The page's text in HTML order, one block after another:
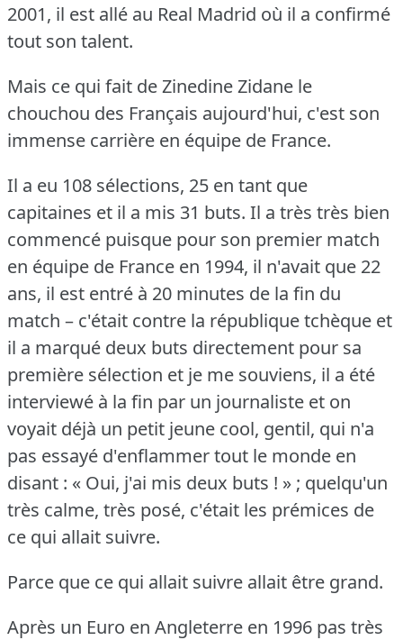
2001, il est allé au Real Madrid où il a confirmé
tout son talent.
Mais ce qui fait de Zinedine Zidane le
chouchou des Français aujourd'hui, c'est son
immense carrière en équipe de France.
Il a eu 108 sélections, 25 en tant que
capitaines et il a mis 31 buts. Il a très très bien
commencé puisque pour son premier match
en équipe de France en 1994, il n'avait que 22
ans, il est entré à 20 minutes de la fin du
match – c'était contre la république tchèque et
il a marqué deux buts directement pour sa
première sélection et je me souviens, il a été
interviewé à la fin par un journaliste et on
voyait déjà un petit jeune cool, gentil, qui n'a
pas essayé d'enflammer tout le monde en
disant : « Oui, j'ai mis deux buts ! » ; quelqu'un
très calme, très posé, c'était les prémices de
ce qui allait suivre.
Parce que ce qui allait suivre allait être grand.
Après un Euro en Angleterre en 1996 pas très